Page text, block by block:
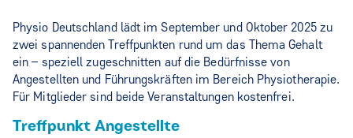
Physio Deutschland lädt im September und Oktober 2025 zu
zwei spannenden Treffpunkten rund um das Thema Gehalt
ein – speziell zugeschnitten auf die Bedürfnisse von
Angestellten und Führungskräften im Bereich Physiotherapie.
Für Mitglieder sind beide Veranstaltungen kostenfrei.
Treffpunkt Angestellte